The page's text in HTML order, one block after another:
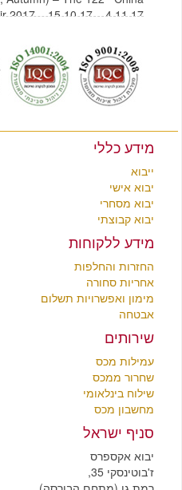
2017 – 15.10.17 – 4.11.17
לצפייה בקטלוג רהיטים מסין
מידע כללי
ייבוא
יבוא אישי
יבוא מסחרי
יבוא קבוצתי
מידע ללקוחות
החזרות והחלפות
אחריות סחורה
מימון ואפשרויות תשלום
אבטחה
שירותים
עמילות מכס
שחרור ממכס
שילוח בינלאומי
מחשבון מכס
סניף ישראל
יבוא אקספרס
ז'בוטינסקי 35,